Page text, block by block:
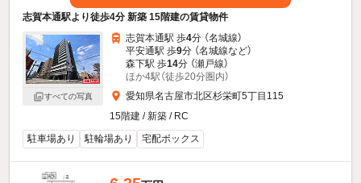
志賀本通駅より徒歩4分 新築 15階建の賃貸物件
すべての写真
志賀本通駅 歩4分 （名城線）
平安通駅 歩9分 （名城線など）
森下駅 歩14分 （瀬戸線）
ほか4駅（徒歩20分圏内）
愛知県名古屋市北区杉栄町5丁目115
15階建 / 新築 / RC
駐車場あり
駐輪場あり 宅配ボックス